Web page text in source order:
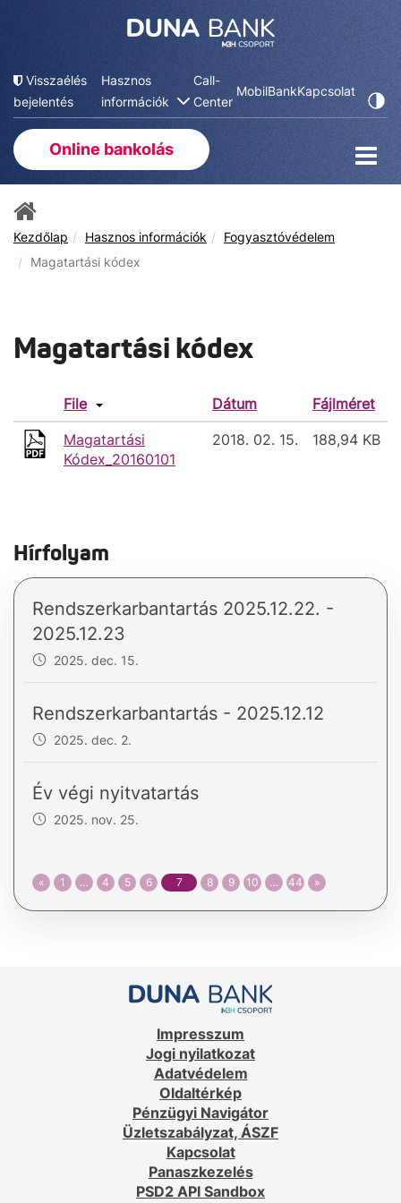
Visszaélés
bejelentés
Hasznos
információk
Call-
Center
MobilBankKapcsolat
Online bankolás
Kezdőlap Hasznos információk
Fogyasztóvédelem
Magatartási kódex
Magatartási kódex
File Dátum
Fájlméret
Magatartási
Kódex_20160101
2018. 02. 15. 188,94 KB
Hírfolyam
Rendszerkarbantartás 2025.12.22. -
2025.12.23
2025. dec. 15.
Rendszerkarbantartás - 2025.12.12
2025. dec. 2.
Év végi nyitvatartás
2025. nov. 25.
« 1 … 4 5 6 7 8 9 10 … 44 »
Impresszum
Jogi nyilatkozat
Adatvédelem
Oldaltérkép
Pénzügyi Navigátor
Üzletszabályzat, ÁSZF
Kapcsolat
Panaszkezelés
PSD2 API Sandbox